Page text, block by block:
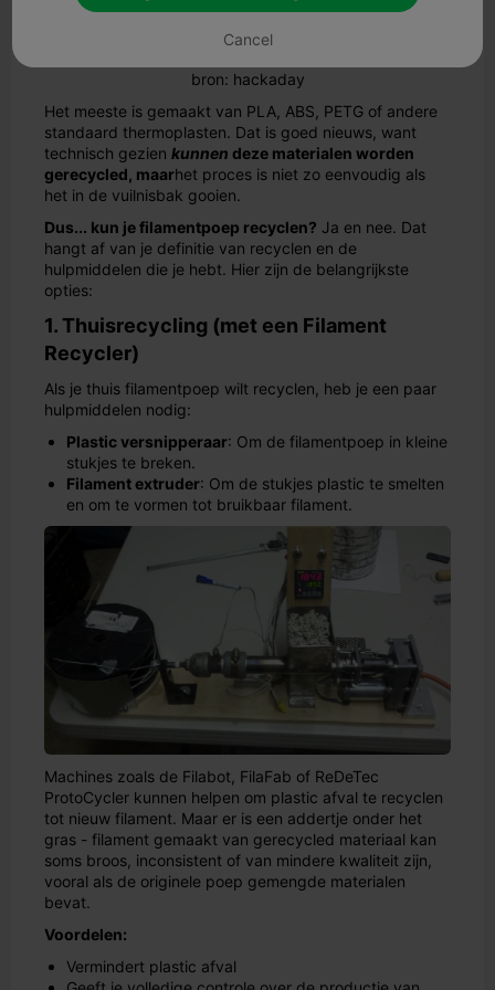
bron: hackaday
Het meeste is gemaakt van PLA, ABS, PETG of andere
standaard thermoplasten. Dat is goed nieuws, want
technisch gezien kunnen deze materialen worden
gerecycled, maarhet proces is niet zo eenvoudig als
het in de vuilnisbak gooien.
Dus... kun je filamentpoep recyclen? Ja en nee. Dat
hangt af van je definitie van recyclen en de
hulpmiddelen die je hebt. Hier zijn de belangrijkste
opties:
1. Thuisrecycling (met een Filament
Recycler)
Als je thuis filamentpoep wilt recyclen, heb je een paar
hulpmiddelen nodig:
Plastic versnipperaar: Om de filamentpoep in kleine
stukjes te breken.
Filament extruder: Om de stukjes plastic te smelten
en om te vormen tot bruikbaar filament.
Machines zoals de Filabot, FilaFab of ReDeTec
ProtoCycler kunnen helpen om plastic afval te recyclen
tot nieuw filament. Maar er is een addertje onder het
gras - filament gemaakt van gerecycled materiaal kan
soms broos, inconsistent of van mindere kwaliteit zijn,
vooral als de originele poep gemengde materialen
bevat.
Voordelen:
Vermindert plastic afval
Cancel